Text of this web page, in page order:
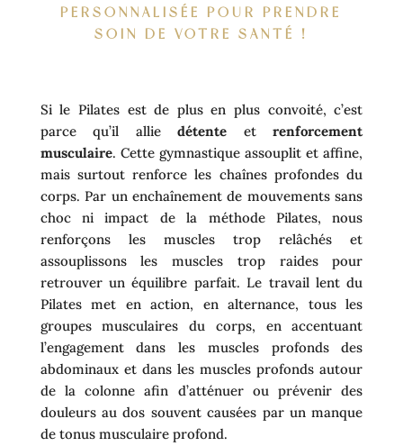
PERSONNALISÉE POUR PRENDRE
SOIN DE VOTRE SANTÉ !
Si le Pilates est de plus en plus convoité, c’est
parce qu’il alliedétente etrenforcement
musculaire. Cette gymnastique assouplit et affine,
mais surtout renforce les chaînes profondes du
corps. Par un enchaînement de mouvements sans
choc ni impact de la méthode Pilates, nous
renforçons les muscles trop relâchés et
assouplissons les muscles trop raides pour
retrouver un équilibre parfait. Le travail lent du
Pilates met en action, en alternance, tous les
groupes musculaires du corps, en accentuant
l’engagement dans les muscles profonds des
abdominaux et dans les muscles profonds autour
de la colonne afin d’atténuer ou prévenir des
douleurs au dos souvent causées par un manque
de tonus musculaire profond.